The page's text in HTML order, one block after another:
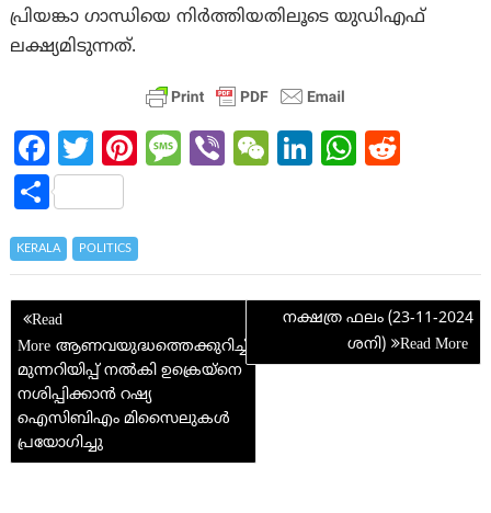
പ്രിയങ്കാ ഗാന്ധിയെ നിര്‍ത്തിയതിലൂടെ യുഡിഎഫ്
ലക്ഷ്യമിടുന്നത്.
Fa
ce
b
o
o
k
T
w
itt
er
Pi
es
t
M
e
Vi W
at
Li
n
W
A
p
p
t
S
h
ar
e
KERALA POLITICS
Post
navigation
ആണവയുദ്ധത്തെക്കുറിച്ച്
മുന്നറിയിപ്പ് നൽകി ഉക്രെയ്നെ
നശിപ്പിക്കാൻ റഷ്യ
ഐസിബിഎം മിസൈലുകൾ
പ്രയോഗിച്ചു
നക്ഷത്ര ഫലം (23-11-2024
ശനി)